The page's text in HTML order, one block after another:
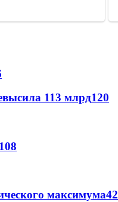
113 млрд120
108
максимума42